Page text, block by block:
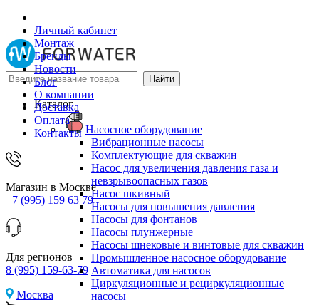
Личный кабинет
Монтаж
Бренды
Новости
Блог
О компании
Доставка
Оплата
Контакты
Магазин в Москве
+7 (995) 159 63 79
Для регионов
8 (995) 159-63-79
Москва
Каталог
Насосное оборудование
Вибрационные насосы
Комплектующие для скважин
Насос для увеличения давления газа и
невзрывоопасных газов
Насос шкивный
Насосы для повышения давления
Насосы для фонтанов
Насосы плунжерные
Насосы шнековые и винтовые для скважин
Промышленное насосное оборудование
Автоматика для насосов
Циркуляционные и рециркуляционные
насосы